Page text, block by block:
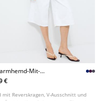
Mit-
€
mit Reverskragen, V-Ausschnitt und